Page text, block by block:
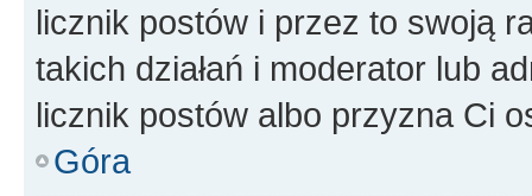
licznik postów i przez to swoją
takich działań i moderator lub
licznik postów albo przyzna Ci
Góra